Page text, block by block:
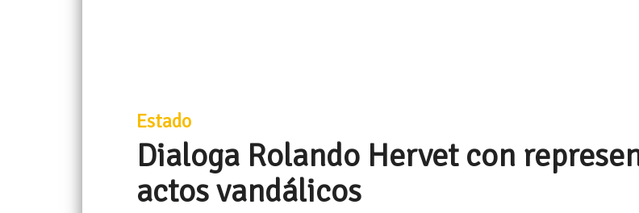
Estado
Dialoga Rolando Hervet con
actos vandálicos